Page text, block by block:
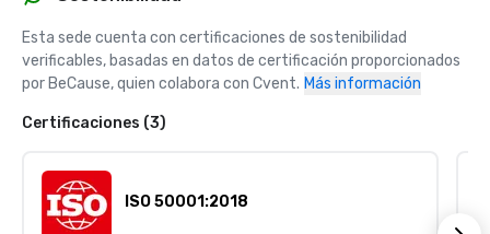
Esta sede cuenta con certificaciones de sostenibilidad
verificables, basadas en datos de certificación proporcionados
por BeCause, quien colabora con Cvent. Más información
Certificaciones (3)
ISO 50001:2018